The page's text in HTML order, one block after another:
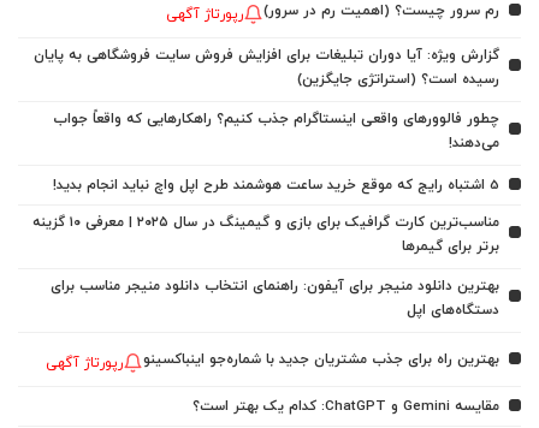
رم سرور چیست؟ (اهمیت رم در سرور) رپورتاژ آگهی
گزارش ویژه: آیا دوران تبلیغات برای افزایش فروش سایت فروشگاهی به پایان
رسیده است؟ (استراتژی جایگزین)
چطور فالوورهای واقعی اینستاگرام جذب کنیم؟ راهکارهایی که واقعاً جواب
می‌دهند!
5 اشتباه رایج که موقع خرید ساعت هوشمند طرح اپل واچ نباید انجام بدید!
مناسب‌ترین کارت گرافیک برای بازی و گیمینگ در سال ۲۰۲۵ | معرفی ۱۰ گزینه
برتر برای گیمرها
بهترین دانلود منیجر برای آیفون: راهنمای انتخاب دانلود منیجر مناسب برای
دستگاه‌های اپل
بهترین راه برای جذب مشتریان جدید با شماره‌جو اینباکسینو رپورتاژ آگهی
مقایسه Gemini و ChatGPT: کدام یک بهتر است؟